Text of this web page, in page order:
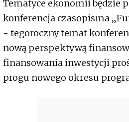
Tematyce ekonomii będzie
konferencja czasopisma
- tegoroczny temat
nową perspektywą
finansowania inwestycji
progu nowego okresu